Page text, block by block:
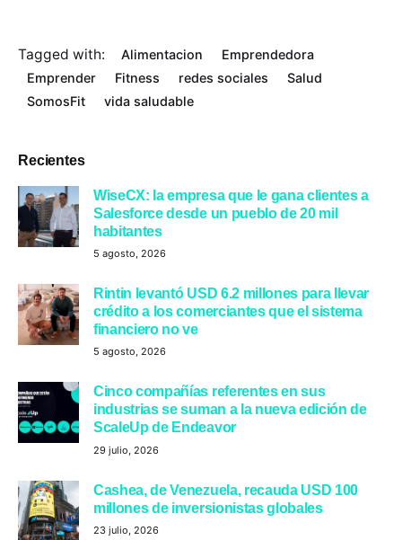
Recientes
WiseCX: la empresa que le gana clientes a
Salesforce desde un pueblo de 20 mil
habitantes
5 agosto, 2026
Rintin levantó USD 6.2 millones para llevar
crédito a los comerciantes que el sistema
financiero no ve
5 agosto, 2026
Cinco compañías referentes en sus
industrias se suman a la nueva edición de
ScaleUp de Endeavor
29 julio, 2026
Cashea, de Venezuela, recauda USD 100
millones de inversionistas globales
23 julio, 2026
Tagged with: Alimentacion
Emprendedora
Emprender
Fitness redes sociales
Salud
SomosFit
vida saludable